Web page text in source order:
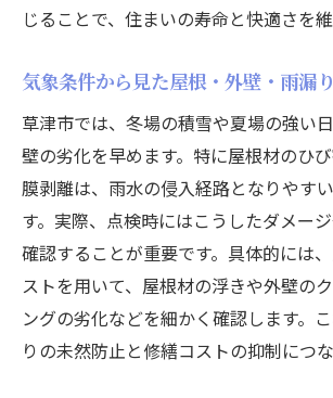
じることで、住まいの寿命と快適さを維
気象条件から見た屋根・外壁・雨漏
草津市では、冬場の積雪や夏場の強い
壁の劣化を早めます。特に屋根材のひ
膜剥離は、雨水の侵入経路となりやす
す。実際、点検時にはこうしたダメー
確認することが重要です。具体的には
ストを用いて、屋根材の浮きや外壁の
ングの劣化などを細かく確認します。
りの未然防止と修繕コストの抑制につな